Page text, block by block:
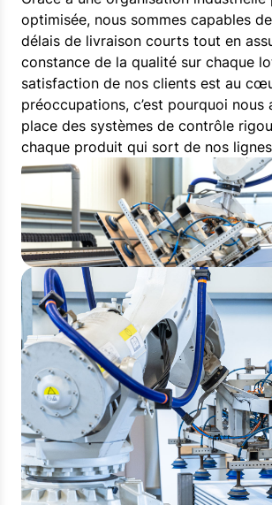
optimisée, nous sommes capables
délais de livraison courts tout en
constance de la qualité sur chaque
satisfaction de nos clients est au
préoccupations, c’est pourquoi nous
place des systèmes de contrôle
chaque produit qui sort de nos